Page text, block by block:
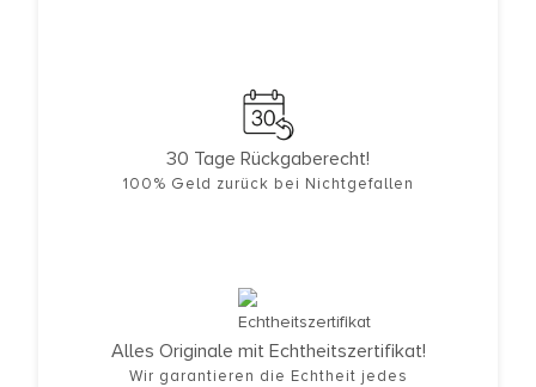
30 Tage Rückgaberecht!
100% Geld zurück bei Nichtgefallen
Alles Originale mit Echtheitszertifikat!
Wir garantieren die Echtheit jedes